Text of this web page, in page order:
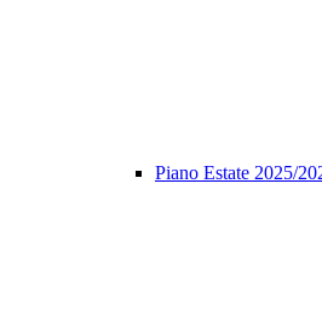
Piano Estate 2025/